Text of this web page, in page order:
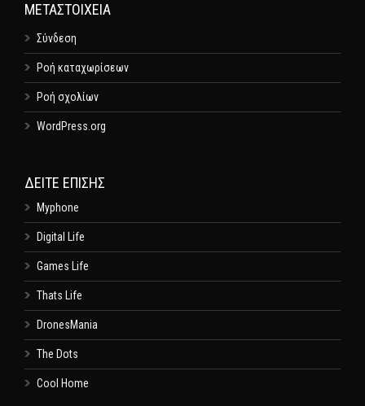
ΜΕΤΑΣΤΟΙΧΕΊΑ
Σύνδεση
Ροή καταχωρίσεων
Ροή σχολίων
WordPress.org
ΔΕΊΤΕ ΕΠΊΣΗΣ
Myphone
Digital Life
Games Life
Thats Life
DronesMania
The Dots
Cool Home